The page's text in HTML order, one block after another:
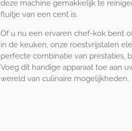
deze machine gemakkelijk te
fluitje van een cent is.
Of u nu een ervaren chef-kok bent
in de keuken, onze roestvrijstalen
perfecte combinatie van prestaties,
Voeg dit handige apparaat toe aan
wereld van culinaire mogelijkheden.